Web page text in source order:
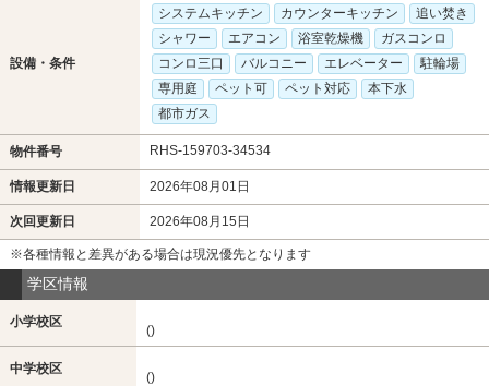
設備・条件
システムキッチン カウンターキッチン
追い焚き
シャワー
エアコン 浴室乾燥機
ガスコンロ
コンロ三口
バルコニー エレベーター
駐輪場
専用庭
ペット可 ペット対応
本下水
都市ガス
物件番号 RHS-159703-34534
情報更新日 2026年08月01日
次回更新日 2026年08月15日
※各種情報と差異がある場合は現況優先となります
学区情報
小学校区
()
中学校区
()